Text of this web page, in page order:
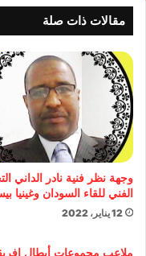
مقالات ذات صلة
وجهة نظر فنية نادر الداني
الفني للقاء السودان وغينيا
12 يناير، 2022
ملاعب مجموعات أبطال